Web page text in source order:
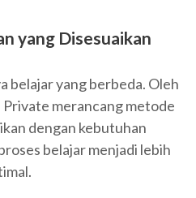
yang Disesuaikan
belajar yang berbeda. Oleh
merancang metode
dengan kebutuhan
belajar menjadi lebih